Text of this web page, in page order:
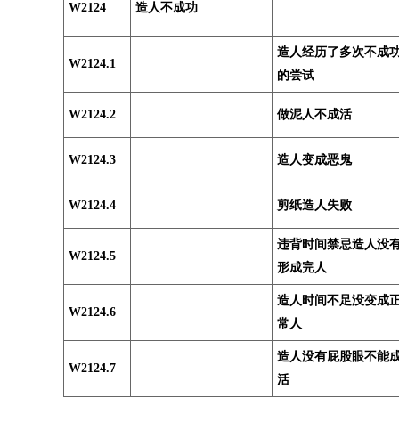
W2124 造人不成功
W2124.1
造人经历了多次不成
的尝试
W2124.2 做泥人不成活
W2124.3 造人变成恶鬼
W2124.4 剪纸造人失败
W2124.5
违背时间禁忌造人没
形成完人
W2124.6
造人时间不足没变成
常人
W2124.7
造人没有屁股眼不能
活